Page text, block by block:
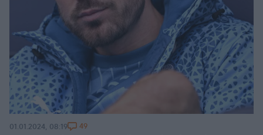
01.01.2024, 08:19 49